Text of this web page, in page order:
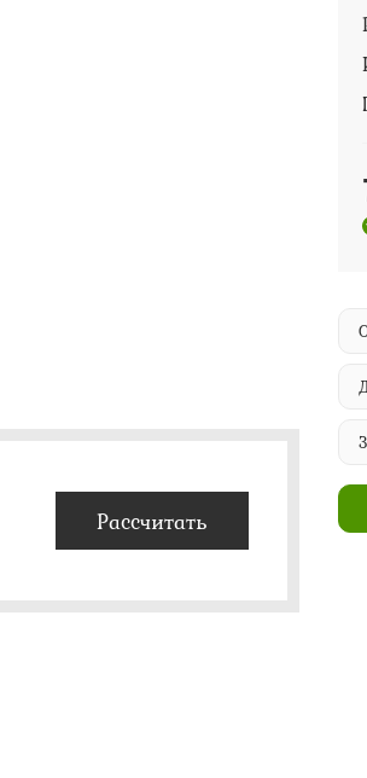
Рассчитать